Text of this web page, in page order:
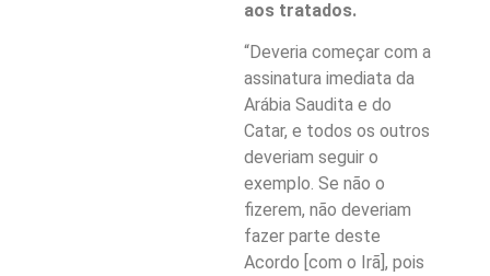
aos tratados.
“Deveria começar com a
assinatura imediata da
Arábia Saudita e do
Catar, e todos os outros
deveriam seguir o
exemplo. Se não o
fizerem, não deveriam
fazer parte deste
Acordo [com o Irã], pois